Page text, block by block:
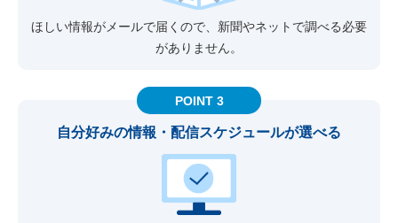
ほしい情報がメールで届くので、新聞やネットで調べる必要
がありません。
POINT 3
自分好みの情報・ 配信スケジュールが選べる